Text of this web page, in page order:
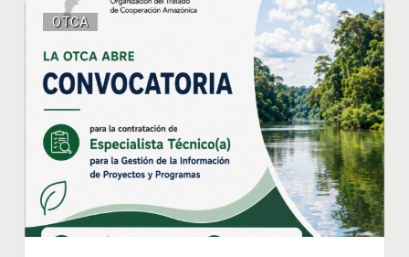
OTCA
para
Especialista
Gestión
Información
de
OTCA